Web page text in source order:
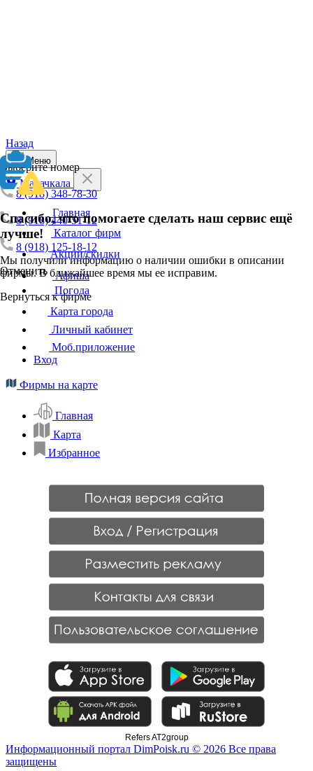
Назад
Выберите номер
8 (918) 348-78-30
8 (918) 440-51-12
8 (918) 125-18-12
Отменить
Спасибо, что помогаете сделать наш сервис ещё
лучше!
Мы получили информацию о наличии ошибки в описании
фирмы. В ближайшее время мы ее исправим.
Вернуться к фирме
Меню
Махачкала
Главная
Каталог фирм
Акции/скидки
Афиша
Погода
Карта города
Личный кабинет
Моб.приложение
Вход
Фирмы на карте
Главная
Карта
Избранное
Refers AT2group
Информационный портал DimPoisk.ru © 2026 Все права
защищены